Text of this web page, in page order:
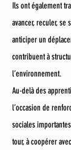
Ils ont également
avancer, reculer, se
anticiper un
contribuent à
l’environnement.
Au-delà des
l’occasion de
sociales
tour, à coopérer